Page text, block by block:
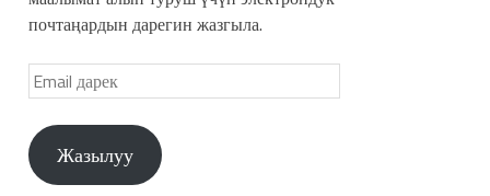
почтаңардын дарегин жазгыла.
Жазылуу